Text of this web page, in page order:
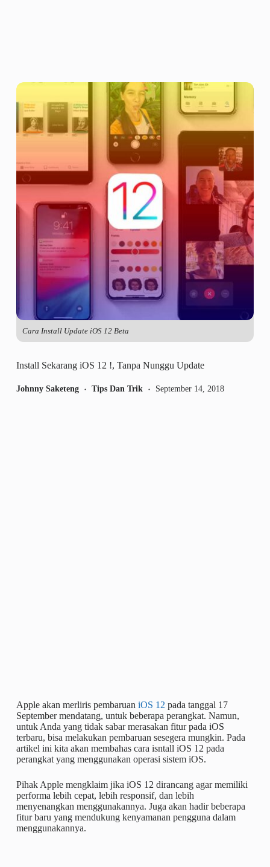
Cara Install Update iOS 12 Beta
Install Sekarang iOS 12 !, Tanpa Nunggu Update
Johnny Saketeng Tips Dan Trik September 14, 2018
Apple akan merliris pembaruan iOS 12 pada tanggal 17
September mendatang, untuk beberapa perangkat. Namun,
untuk Anda yang tidak sabar merasakan fitur pada iOS
terbaru, bisa melakukan pembaruan sesegera mungkin. Pada
artikel ini kita akan membahas cara isntall iOS 12 pada
perangkat yang menggunakan operasi sistem iOS.
Pihak Apple mengklaim jika iOS 12 dirancang agar memiliki
performa lebih cepat, lebih responsif, dan lebih
menyenangkan menggunakannya. Juga akan hadir beberapa
fitur baru yang mendukung kenyamanan pengguna dalam
menggunakannya.